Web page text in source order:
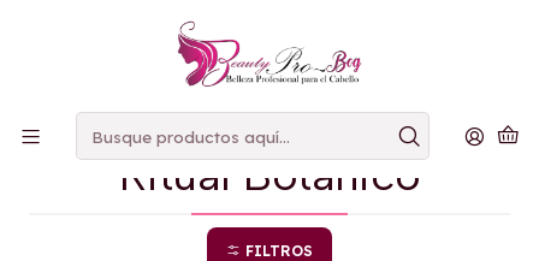
PAGOS
Inicio Ritual Botanico
Ritual Botanico
FILTROS